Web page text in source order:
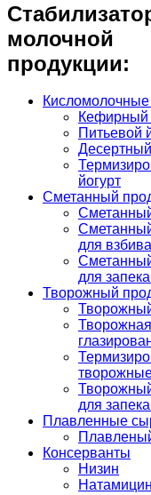
молочной
продукции:
Кисломолочные
Кефирный
Питьевой
йогурт
Сметанный
для
для
Творожный
для
Плавленные
Консерванты
Низин
Натамицин